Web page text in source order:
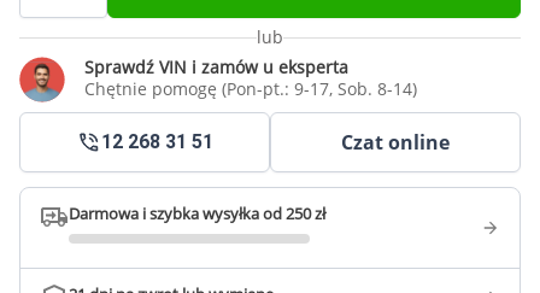
lub
Sprawdź VIN i zamów u eksperta
Chętnie pomogę (Pon-pt.: 9-17, Sob. 8-14)
12 268 31 51 Czat online
Darmowa i szybka wysyłka od 250 zł